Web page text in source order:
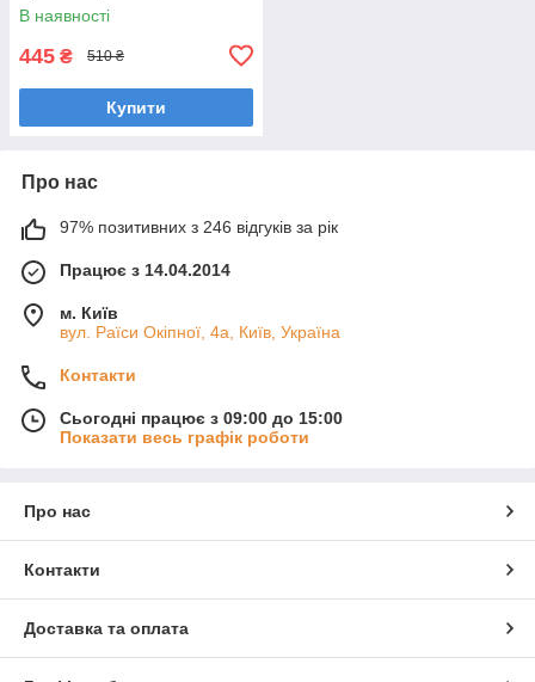
В наявності
445 ₴ 510 ₴
Купити
Про нас
97% позитивних з 246 відгуків за рік
Працює з 14.04.2014
м. Київ
вул. Раїси Окіпної, 4а, Київ, Україна
Контакти
Сьогодні працює з 09:00 до 15:00
Показати весь графік роботи
Про нас
Контакти
Доставка та оплата